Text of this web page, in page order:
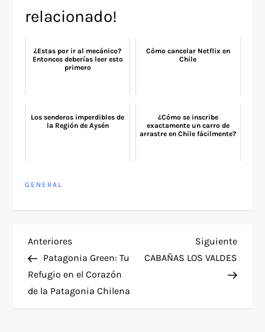
relacionado!
¿Estas por ir al mecánico?
Entonces deberías leer esto
primero
Cómo cancelar Netflix en
Chile
Los senderos imperdibles de
la Región de Aysén
¿Cómo se inscribe
exactamente un carro de
arrastre en Chile fácilmente?
GENERAL
N
a
v
Entrada
anterior
Anteriores
Patagonia Green: Tu
Refugio en el Corazón
de la Patagonia Chilena
Siguiente
CABAÑAS LOS VALDES